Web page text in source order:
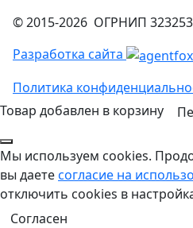
© 2015-2026 ОГРНИП
Разработка сайта
Политика
Товар добавлен в корзину
Мы используем cookies.
вы даетесогласие на
отключить cookies в
Согласен